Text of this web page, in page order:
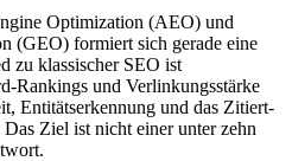
Optimization (AEO) und
(GEO) formiert sich gerade eine
zu klassischer SEO ist
Rankings und Verlinkungsstärke
Entitätserkennung und das Zitiert-
Ziel ist nicht einer unter zehn